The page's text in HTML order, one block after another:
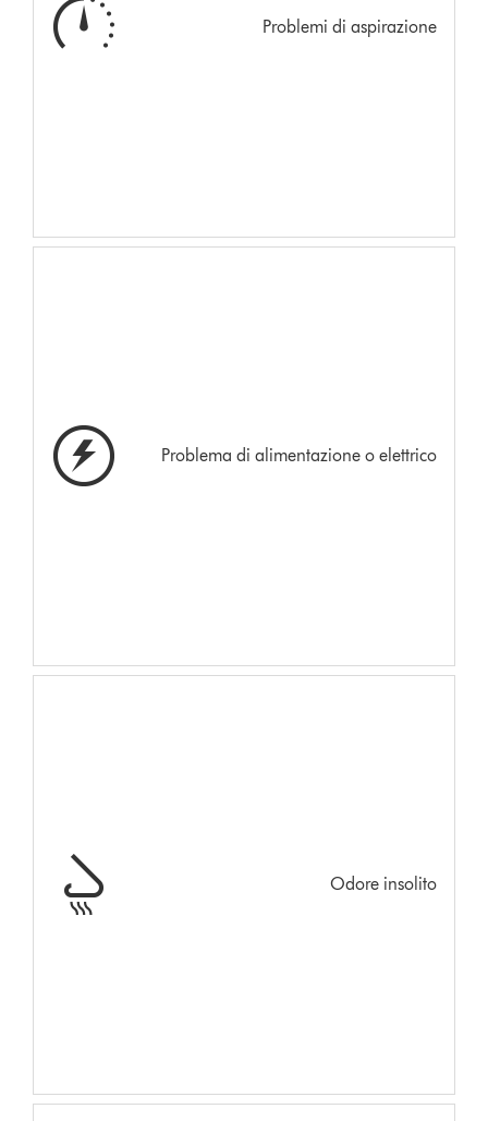
Problemi di aspirazione
Problema di alimentazione o elettrico
Odore insolito